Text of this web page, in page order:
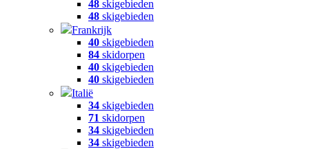
48 skigebieden
48 skigebieden
Frankrijk
40 skigebieden
84 skidorpen
40 skigebieden
40 skigebieden
Italië
34 skigebieden
71 skidorpen
34 skigebieden
34 skigebieden